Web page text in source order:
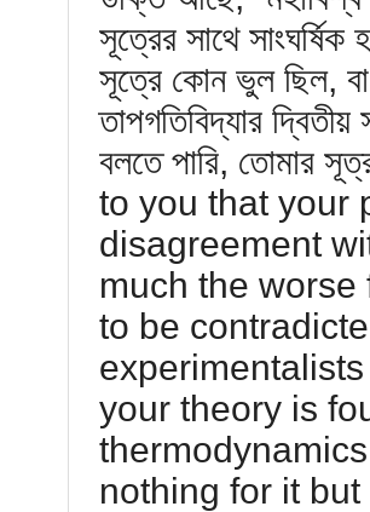
সূত্রের সাথে
সূত্রে কোন ভুল ছিল,
তাপগতিবিদ্যার
বলতে পারি, তোমার
to you that your
disagreement
much the
to be
your theory is
nothing for it